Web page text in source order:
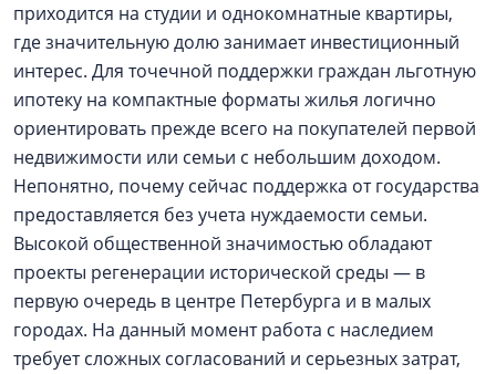
приходится на студии и однокомнатные квартиры,
где значительную долю занимает инвестиционный
интерес. Для точечной поддержки граждан льготную
ипотеку на компактные форматы жилья логично
ориентировать прежде всего на покупателей первой
недвижимости или семьи с небольшим доходом.
Непонятно, почему сейчас поддержка от государства
предоставляется без учета нуждаемости семьи.
Высокой общественной значимостью обладают
проекты регенерации исторической среды — в
первую очередь в центре Петербурга и в малых
городах. На данный момент работа с наследием
требует сложных согласований и серьезных затрат,